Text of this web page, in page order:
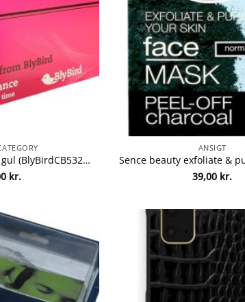
Compatible HP 304A gul (BlyBirdCB532A Y)
kr.
ANSIGT
39,00 kr.